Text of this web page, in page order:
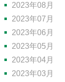
2023年08月
2023年07月
2023年06月
2023年05月
2023年04月
2023年03月